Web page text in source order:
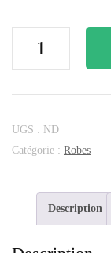
UGS : ND
Catégorie : Robes
Description